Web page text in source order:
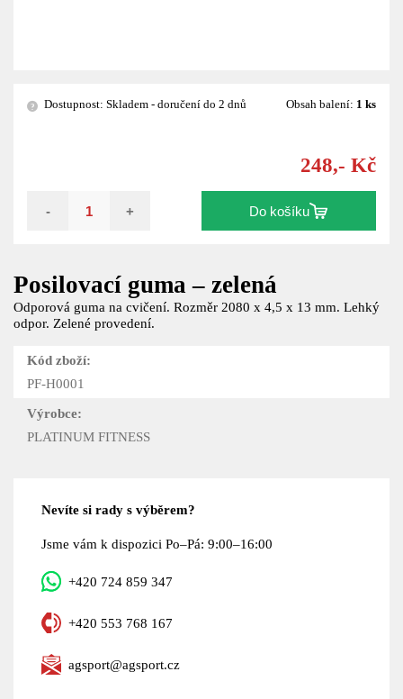
Posilovací guma – zelená
Odporová guma na cvičení. Rozměr 2080 x 4,5 x 13 mm. Lehký
odpor. Zelené provedení.
Kód zboží:
PF-H0001
Výrobce:
PLATINUM FITNESS
? Dostupnost: Skladem - doručení do 2 dnů Obsah balení: 1 ks
248,- Kč
- + Do košíku
Nevíte si rady s výběrem?
Jsme vám k dispozici Po–Pá: 9:00–16:00
+420 724 859 347
+420 553 768 167
agsport@agsport.cz